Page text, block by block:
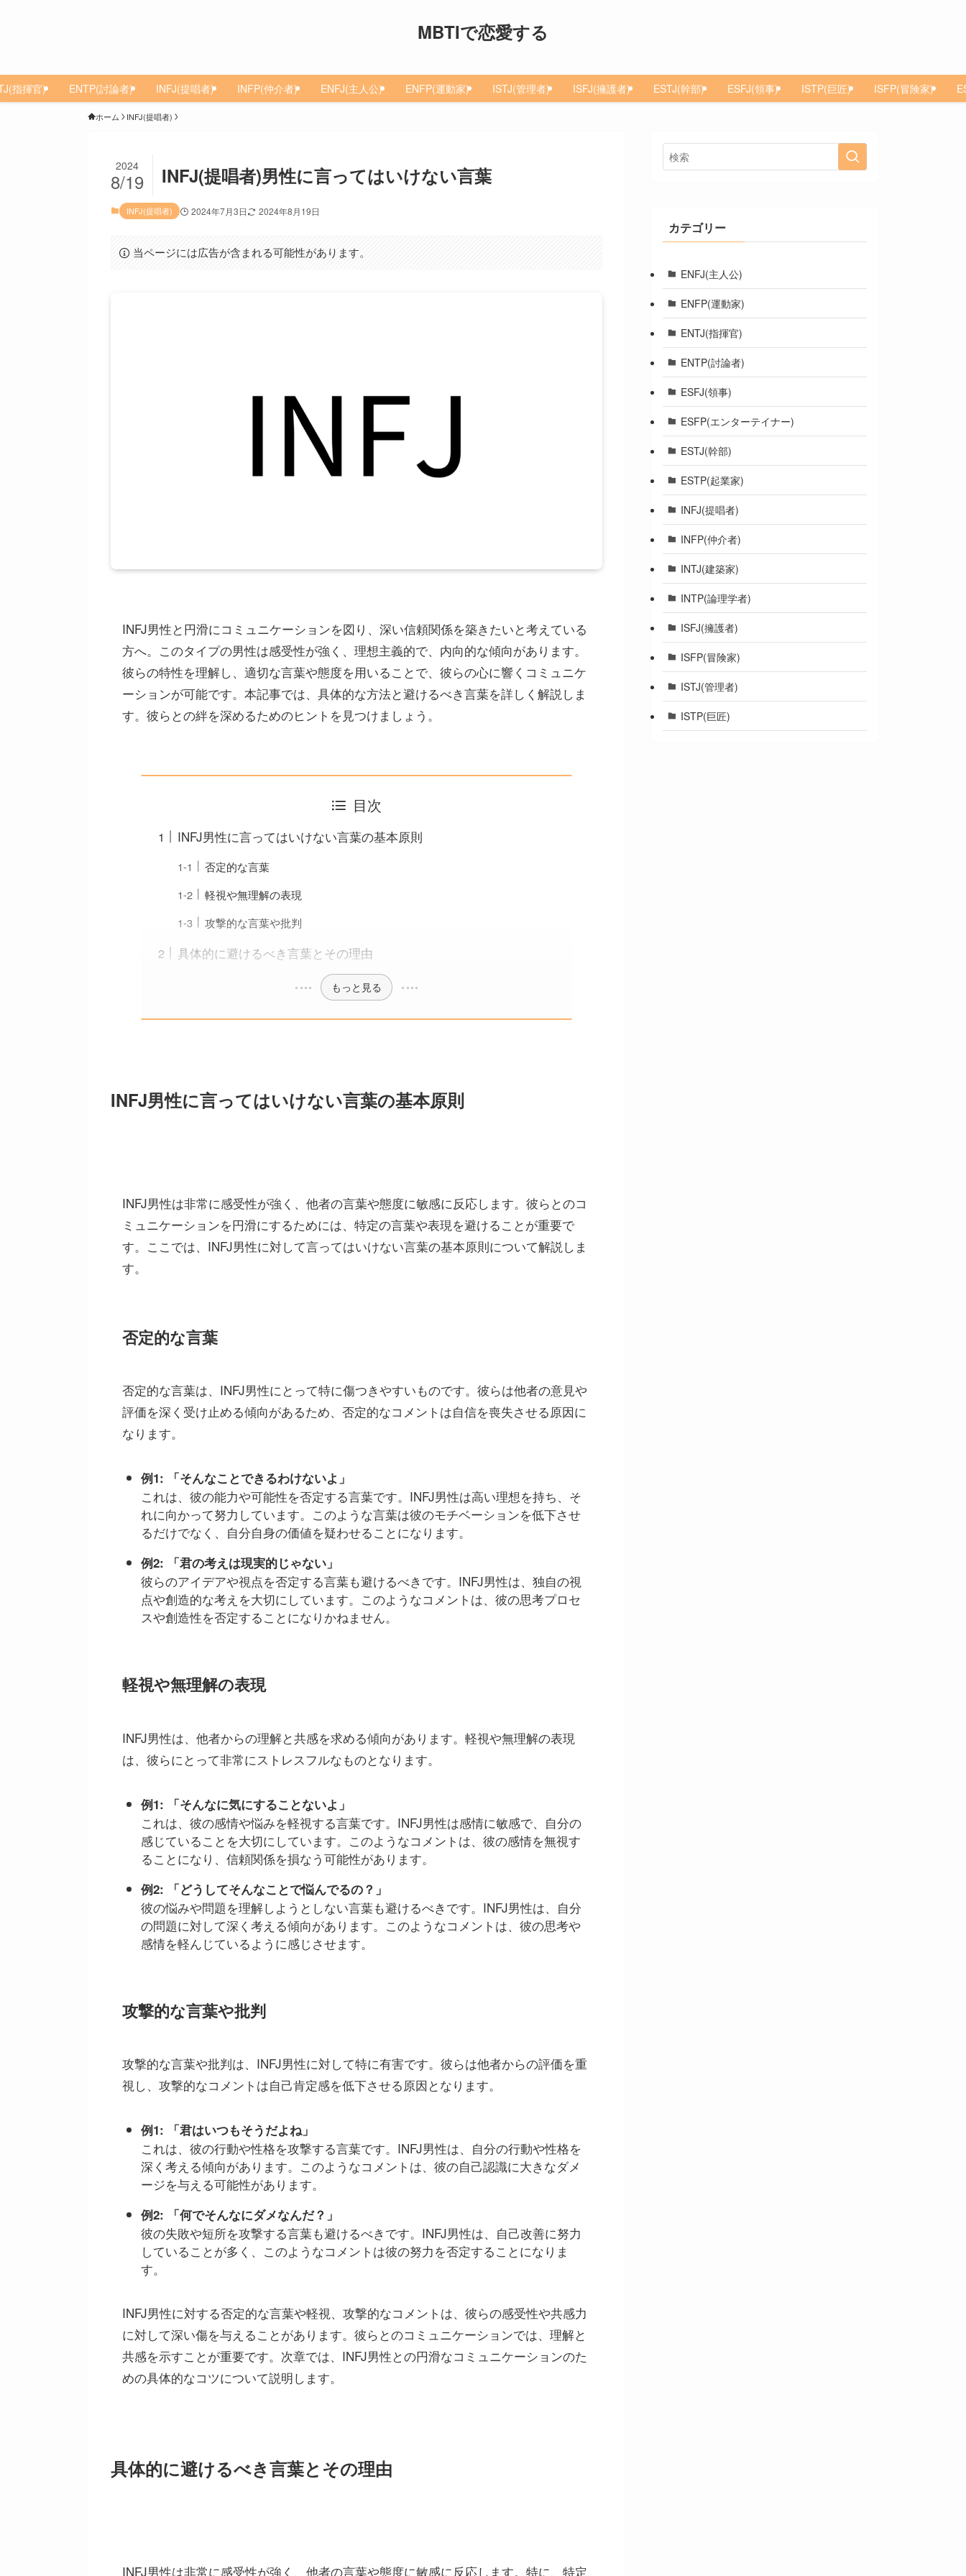
MBTIで恋愛する
指揮官) ENTP(討論者) INFJ(提唱者) INFP(仲介者) ENFJ(主人公) ENFP(運動家) ISTJ(管理者) ISFJ(擁護者) ESTJ(幹部) ESFJ(領事) ISTP(巨匠) ISFP(冒険家)
ホーム INFJ(提唱者)
INFJ(提唱者)男性に言ってはいけない言葉
2024
8/19
INFJ(提唱者) 2024年7月3日 2024年8月19日
当ページには広告が含まれる可能性があります。
INFJ男性と円滑にコミュニケーションを図り、深い信頼関係を築きたいと考えている
方へ。このタイプの男性は感受性が強く、理想主義的で、内向的な傾向があります。
彼らの特性を理解し、適切な言葉や態度を用いることで、彼らの心に響くコミュニケ
ーションが可能です。本記事では、具体的な方法と避けるべき言葉を詳しく解説しま
す。彼らとの絆を深めるためのヒントを見つけましょう。
目次
INFJ男性に言ってはいけない言葉の基本原則
否定的な言葉
軽視や無理解の表現
攻撃的な言葉や批判
具体的に避けるべき言葉とその理由
もっと見る
INFJ男性に言ってはいけない言葉の基本原則
INFJ男性は非常に感受性が強く、他者の言葉や態度に敏感に反応します。彼らとのコ
ミュニケーションを円滑にするためには、特定の言葉や表現を避けることが重要で
す。ここでは、INFJ男性に対して言ってはいけない言葉の基本原則について解説しま
す。
否定的な言葉
否定的な言葉は、INFJ男性にとって特に傷つきやすいものです。彼らは他者の意見や
評価を深く受け止める傾向があるため、否定的なコメントは自信を喪失させる原因に
なります。
例1: 「そんなことできるわけないよ」
これは、彼の能力や可能性を否定する言葉です。INFJ男性は高い理想を持ち、そ
れに向かって努力しています。このような言葉は彼のモチベーションを低下させ
るだけでなく、自分自身の価値を疑わせることになります。
例2: 「君の考えは現実的じゃない」
彼らのアイデアや視点を否定する言葉も避けるべきです。INFJ男性は、独自の視
点や創造的な考えを大切にしています。このようなコメントは、彼の思考プロセ
スや創造性を否定することになりかねません。
軽視や無理解の表現
INFJ男性は、他者からの理解と共感を求める傾向があります。軽視や無理解の表現
は、彼らにとって非常にストレスフルなものとなります。
例1: 「そんなに気にすることないよ」
これは、彼の感情や悩みを軽視する言葉です。INFJ男性は感情に敏感で、自分の
感じていることを大切にしています。このようなコメントは、彼の感情を無視す
ることになり、信頼関係を損なう可能性があります。
例2: 「どうしてそんなことで悩んでるの？」
彼の悩みや問題を理解しようとしない言葉も避けるべきです。INFJ男性は、自分
の問題に対して深く考える傾向があります。このようなコメントは、彼の思考や
感情を軽んじているように感じさせます。
攻撃的な言葉や批判
攻撃的な言葉や批判は、INFJ男性に対して特に有害です。彼らは他者からの評価を重
視し、攻撃的なコメントは自己肯定感を低下させる原因となります。
例1: 「君はいつもそうだよね」
これは、彼の行動や性格を攻撃する言葉です。INFJ男性は、自分の行動や性格を
深く考える傾向があります。このようなコメントは、彼の自己認識に大きなダメ
ージを与える可能性があります。
例2: 「何でそんなにダメなんだ？」
彼の失敗や短所を攻撃する言葉も避けるべきです。INFJ男性は、自己改善に努力
していることが多く、このようなコメントは彼の努力を否定することになりま
す。
INFJ男性に対する否定的な言葉や軽視、攻撃的なコメントは、彼らの感受性や共感力
に対して深い傷を与えることがあります。彼らとのコミュニケーションでは、理解と
共感を示すことが重要です。次章では、INFJ男性との円滑なコミュニケーションのた
めの具体的なコツについて説明します。
具体的に避けるべき言葉とその理由
INFJ男性は非常に感受性が強く、他者の言葉や態度に敏感に反応します。特に、特定
カテゴリー
ENFJ(主人公)
ENFP(運動家)
ENTJ(指揮官)
ENTP(討論者)
ESFJ(領事)
ESFP(エンターテイナー)
ESTJ(幹部)
ESTP(起業家)
INFJ(提唱者)
INFP(仲介者)
INTJ(建築家)
INTP(論理学者)
ISFJ(擁護者)
ISFP(冒険家)
ISTJ(管理者)
ISTP(巨匠)